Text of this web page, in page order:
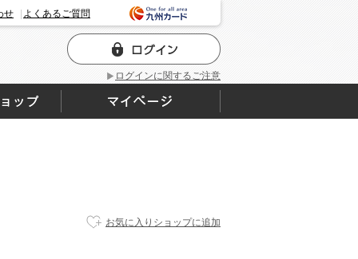
ログインに関するご注意
せ よくあるご質問
お気に入りショップに追加